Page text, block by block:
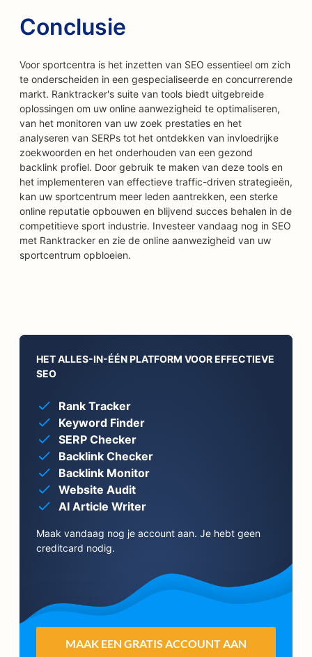
Conclusie
Voor sportcentra is het inzetten van SEO essentieel om zich
te onderscheiden in een gespecialiseerde en concurrerende
markt. Ranktracker's suite van tools biedt uitgebreide
oplossingen om uw online aanwezigheid te optimaliseren,
van het monitoren van uw zoek prestaties en het
analyseren van SERPs tot het ontdekken van invloedrijke
zoekwoorden en het onderhouden van een gezond
backlink profiel. Door gebruik te maken van deze tools en
het implementeren van effectieve traffic-driven strategieën,
kan uw sportcentrum meer leden aantrekken, een sterke
online reputatie opbouwen en blijvend succes behalen in de
competitieve sport industrie. Investeer vandaag nog in SEO
met Ranktracker en zie de online aanwezigheid van uw
sportcentrum opbloeien.
HET ALLES-IN-ÉÉN PLATFORM VOOR EFFECTIEVE
SEO
Rank Tracker
Keyword Finder
SERP Checker
Backlink Checker
Backlink Monitor
Website Audit
AI Article Writer
Maak vandaag nog je account aan. Je hebt geen
creditcard nodig.
MAAK EEN GRATIS ACCOUNT AAN